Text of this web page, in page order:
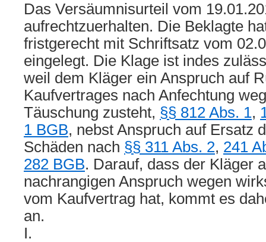
Das Versäumnisurteil vom
aufrechtzuerhalten. Die Beklagte
fristgerecht mit Schriftsatz vom
eingelegt. Die Klage ist indes
weil dem Kläger ein Anspruch auf
Kaufvertrages nach Anfechtung
Täuschung zusteht, §§ 812 Abs. 1,
1 BGB, nebst Anspruch auf Ersatz
Schäden nach §§ 311 Abs. 2, 241
282 BGB. Darauf, dass der Kläger
nachrangigen Anspruch wegen
vom Kaufvertrag hat, kommt es
an.
I.